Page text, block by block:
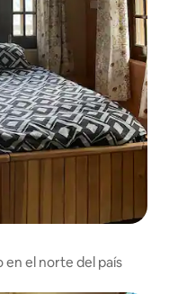
en el norte del país